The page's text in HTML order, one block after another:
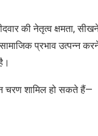
की नेतृत्व क्षमता,
प्रभाव उत्पन्न
चरण शामिल हो सकते हैं—